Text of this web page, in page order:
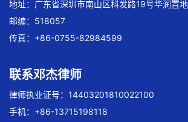
地址：广东省深圳市南山区科发路19号华润置
邮编：518057
传真：+86-0755-82984599
联系邓杰律师
律师执业证号：14403201810022100
手机：+86-13715198118